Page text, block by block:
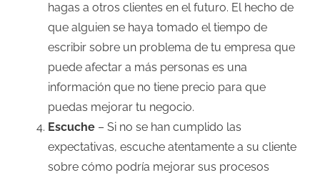
hagas a otros clientes en el futuro. El hecho de
que alguien se haya tomado el tiempo de
escribir sobre un problema de tu empresa que
puede afectar a más personas es una
información que no tiene precio para que
puedas mejorar tu negocio.
Escuche– Si no se han cumplido las
expectativas, escuche atentamente a su cliente
sobre cómo podría mejorar sus procesos